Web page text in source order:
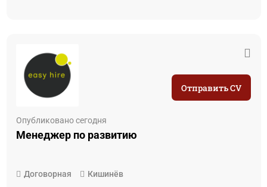
Опубликовано сегодня
Менеджер по развитию
Договорная Кишинёв
Отправить CV